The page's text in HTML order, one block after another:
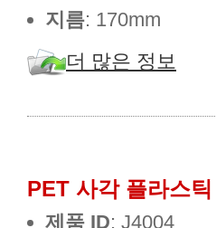
지름: 170mm
더 많은 정보
PET 사각 플라스
제품 ID: J4004